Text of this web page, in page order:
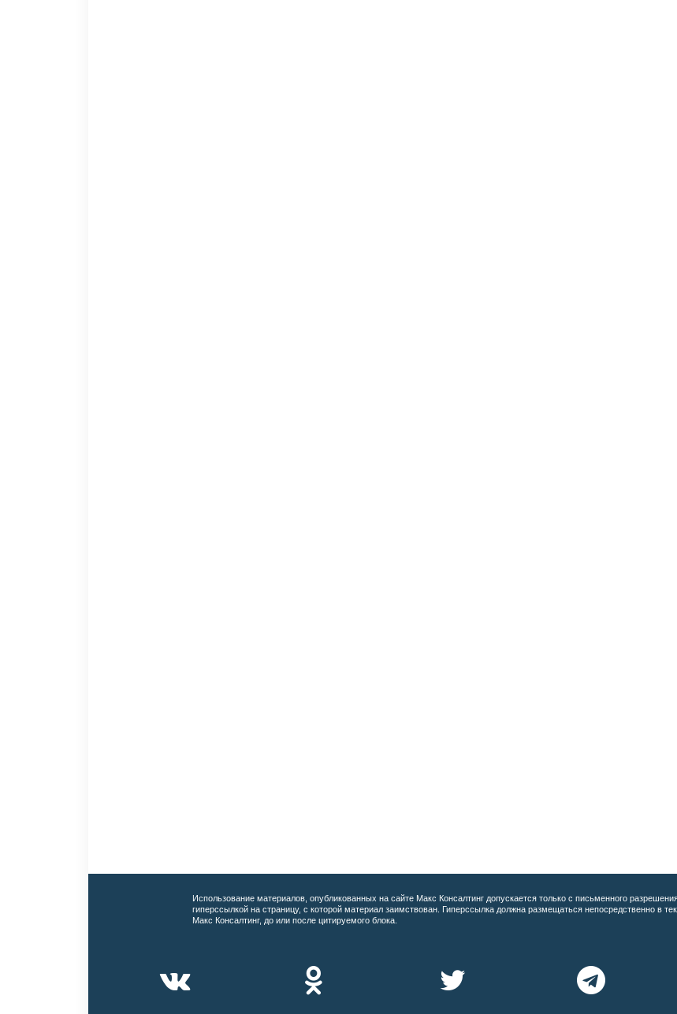
Использование материалов, опубликованных на сайте Макс Консалтинг допускается только с письменного
гиперссылкой на страницу, с которой материал заимствован. Гиперссылка должна размещаться непосредственно в
Макс Консалтинг, до или после цитируемого блока.